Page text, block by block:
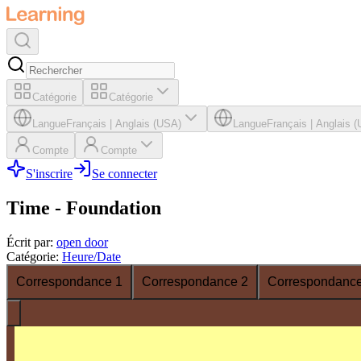
Catégorie Catégorie
LangueFrançais Anglais (USA) LangueFrançais Anglais
Compte Compte
S'inscrire Se connecter
Time - Foundation
Écrit par: open door
Catégorie: Heure/Date
Correspondance 1
Correspondance 2